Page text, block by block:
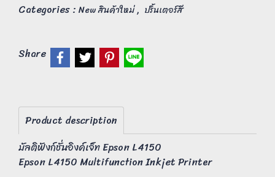
Categories : New สินค้าใหม่, ปริ้นเตอร์สี
Share
Product description
มัลติฟังก์ชั่นอิงค์เจ็ท Epson L4150
Epson L4150 Multifunction Inkjet Printer